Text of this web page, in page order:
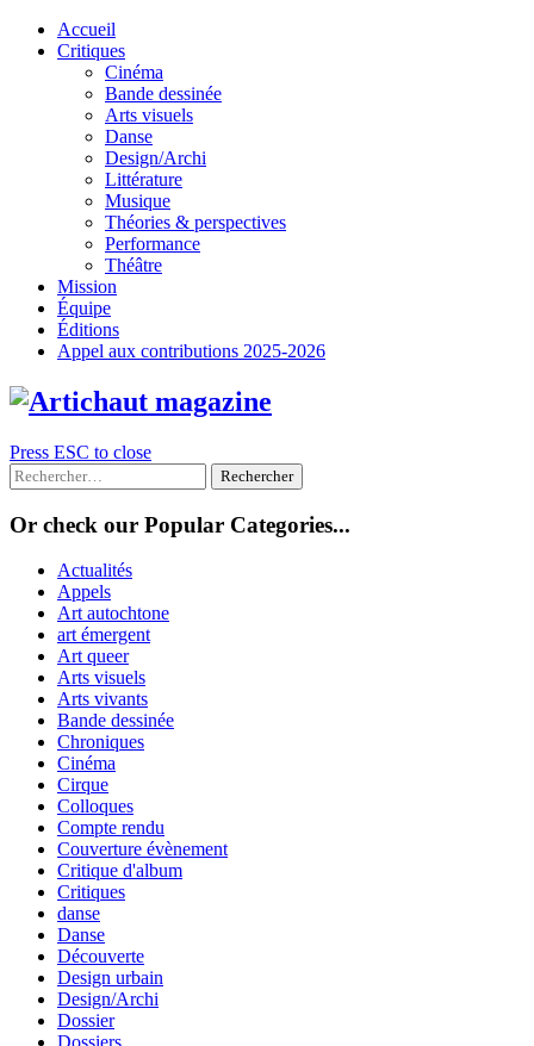
Skip
Accueil
Critiques
Cinéma
Bande dessinée
Arts visuels
Danse
Design/Archi
Littérature
Musique
Théories & perspectives
Performance
Théâtre
Mission
Équipe
Éditions
Appel aux contributions 2025-2026
Press ESC to close
Rechercher :
Or check our Popular Categories...
Actualités
Appels
Art autochtone
art émergent
Art queer
Arts visuels
Arts vivants
Bande dessinée
Chroniques
Cinéma
Cirque
Colloques
Compte rendu
Couverture évènement
Critique d'album
Critiques
danse
Danse
Découverte
Design urbain
Design/Archi
Dossier